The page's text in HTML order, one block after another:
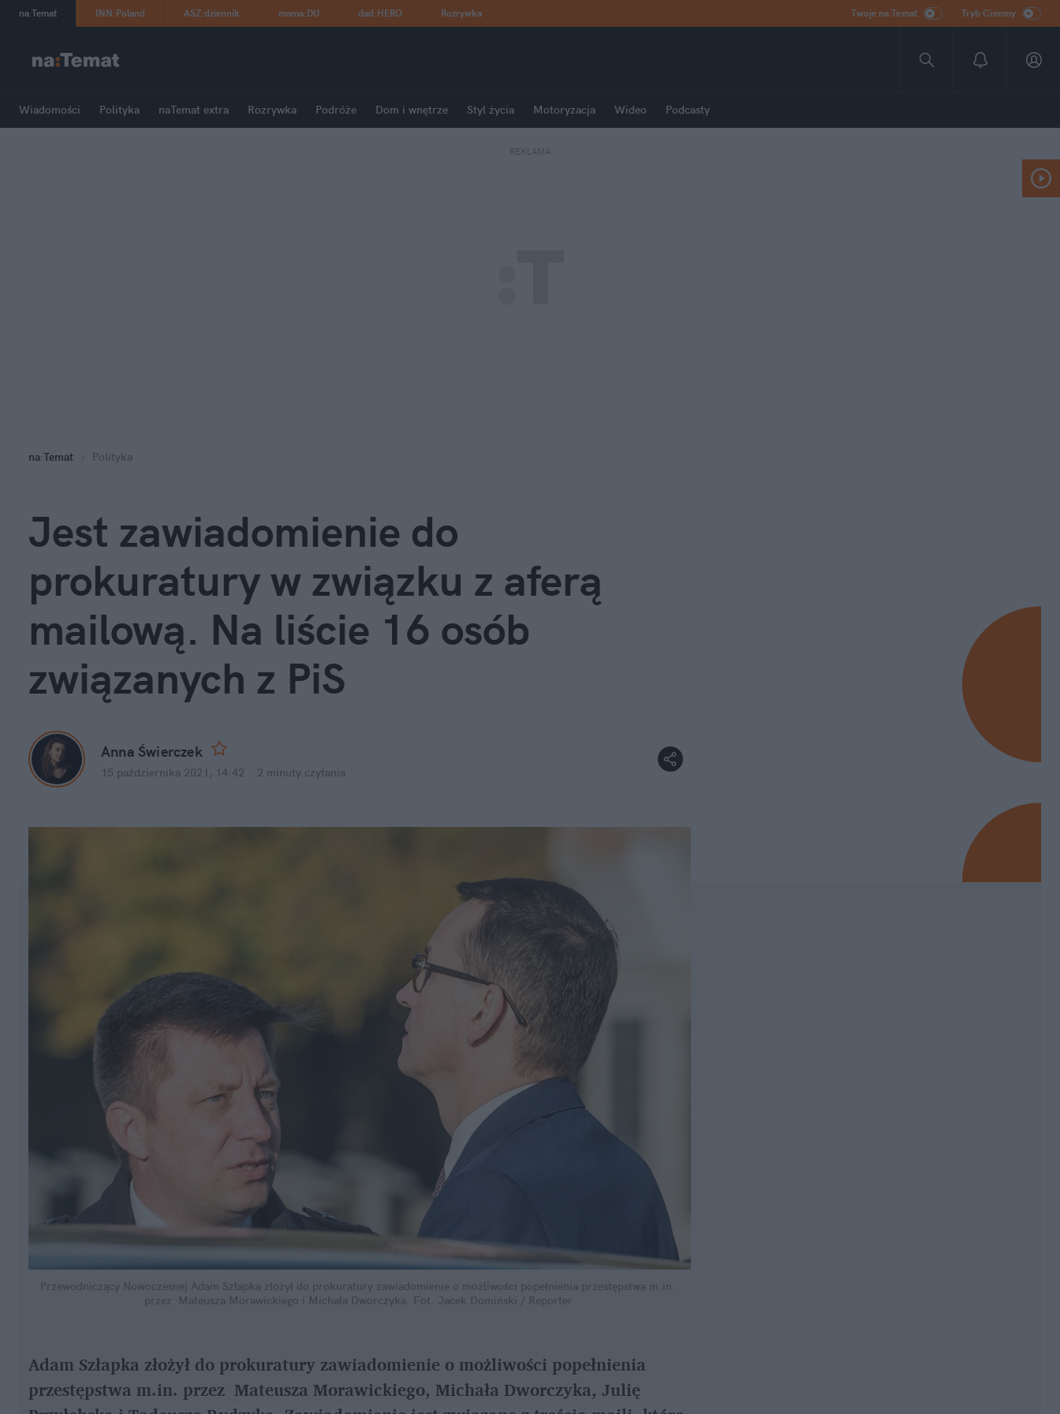
na:Temat INN:Poland ASZ:dziennik mama:DU dad:HERO Rozrywka Twoje na:Temat Tryb Ciemny
Wiadomości Polityka naTemat extra Rozrywka Podróże Dom i wnętrze Styl życia Motoryzacja Wideo Podcasty
REKLAMA
na:Temat Polityka
Jest zawiadomienie do
prokuratury w związku z aferą
mailową. Na liście 16 osób
związanych z PiS
Anna Świerczek
15 października 2021, 14:42 2 minuty czytania
Przewodniczący Nowoczesnej Adam Szłapka złożył do prokuratury zawiadomienie o możliwości popełnienia przestępstwa m.in.
przez  Mateusza Morawickiego i Michała Dworczyka.
Fot. Jacek Domiński / Reporter
Adam Szłapka złożył do prokuratury zawiadomienie o możliwości popełnienia
przestępstwa m.in. przez  Mateusza Morawickiego, Michała Dworczyka, Julię